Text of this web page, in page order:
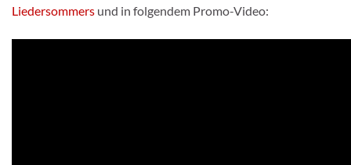
Liedersommers und in folgendem Promo-Video: